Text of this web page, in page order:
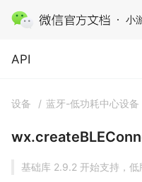
小
API
API
设备 / 蓝牙-低功耗中心设备
基础库 2.9.2 开始支持，低